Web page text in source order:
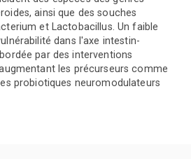
ainsi que des souches
et Lactobacillus. Un faible
dans l'axe intestin-
par des interventions
les précurseurs comme
probiotiques neuromodulateurs